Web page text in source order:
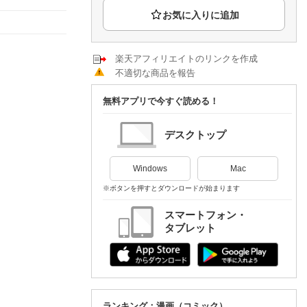
エンタメニュース
推し楽
楽天アフィリエイトのリンクを作成
不適切な商品を報告
無料アプリで今すぐ読める！
デスクトップ
Windows Mac
※ボタンを押すとダウンロードが始まります
スマートフォン・
タブレット